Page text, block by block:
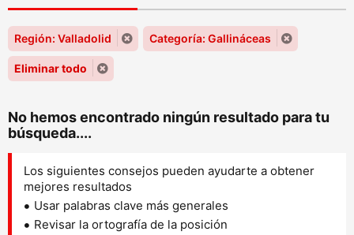
Región: Valladolid Categoría: Gallináceas
Eliminar todo
No hemos encontrado ningún resultado para tu
búsqueda....
Los siguientes consejos pueden ayudarte a obtener
mejores resultados
Usar palabras clave más generales
Revisar la ortografía de la posición